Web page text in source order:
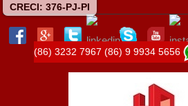
CRECI: 376-PJ-PI
(86) 3232 7967 (86) 9 9934 5656